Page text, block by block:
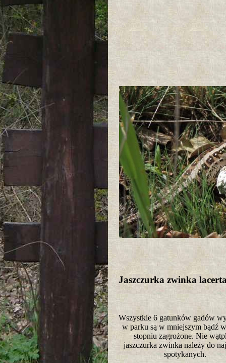
Jaszczurka zwinka
Wszystkie 6 gatunków gadów
w parku są w mniejszym bądź
stopniu zagrożone. Nie
jaszczurka zwinka należy do
spotykanych.